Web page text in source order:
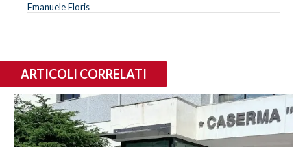
Emanuele Floris
ARTICOLI CORRELATI